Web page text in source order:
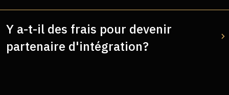
Y a-t-il des frais pour devenir
partenaire d'intégration?